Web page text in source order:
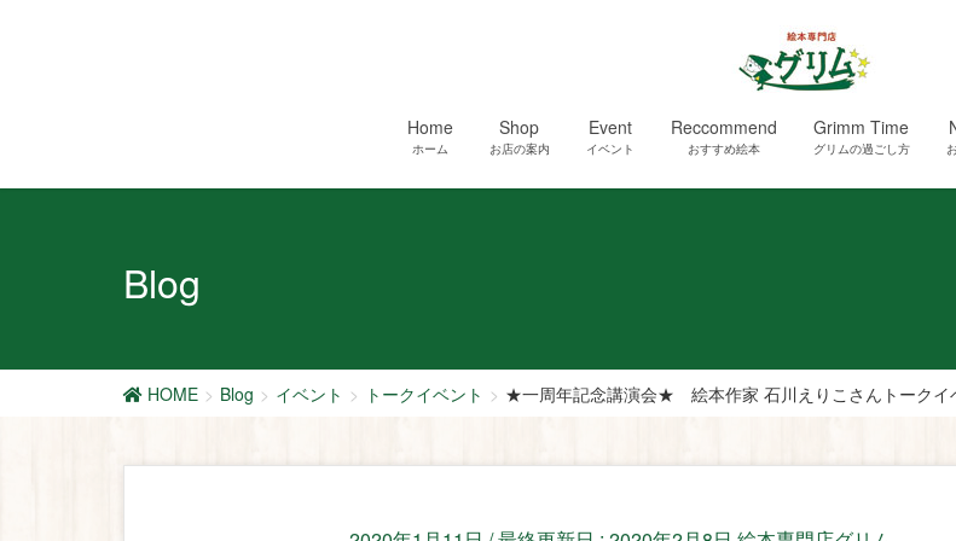
Home
ホーム
Shop
お店の案内
Event
イベント
Reccommend
おすすめ絵本
Grimm Time
グリムの過ごし方
Blog
HOME Blog イベント トークイベント ★一周年記念講演会★ 絵本作家 石川えりこさんトークイ